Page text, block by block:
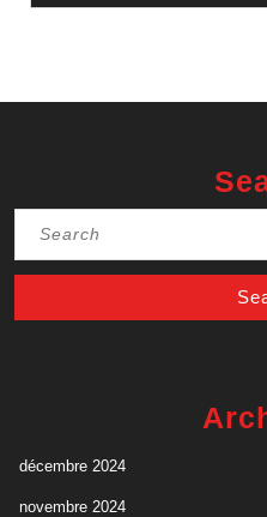
décembre 2024
novembre 2024